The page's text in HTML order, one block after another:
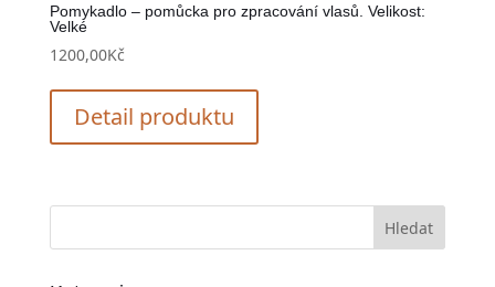
Pomykadlo – pomůcka pro zpracování vlasů. Velikost:
Velké
1200,00Kč
Detail produktu